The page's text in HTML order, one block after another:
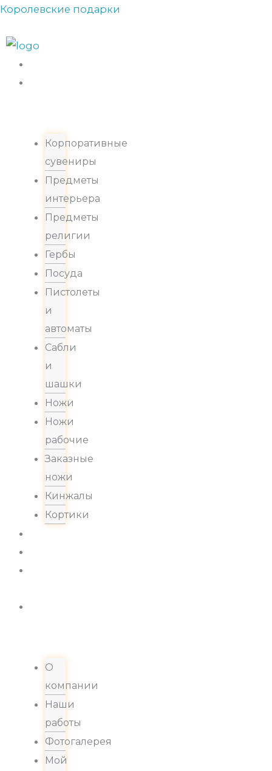
Перейти
содержимому
Королевские подарки
Корпоративные
сувениры
Предметы
интерьера
Предметы
религии
Гербы
Посуда
Пистолеты
и
автоматы
Сабли
и
шашки
Ножи
Ножи
рабочие
Заказные
ножи
Кинжалы
Кортики
О
компании
Наши
работы
Фотогалерея
Мой
Прокрутка